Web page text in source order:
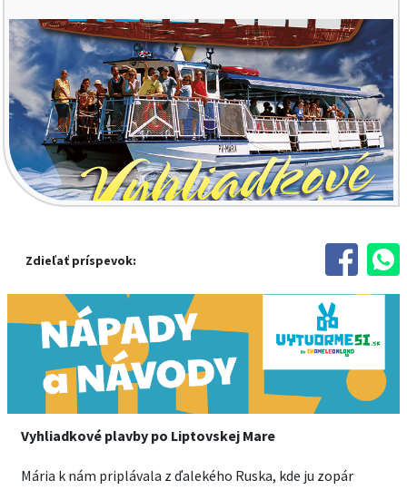
Zdieľať príspevok:
Vyhliadkové plavby po Liptovskej Mare
Mária k nám priplávala z ďalekého Ruska, kde ju zopár